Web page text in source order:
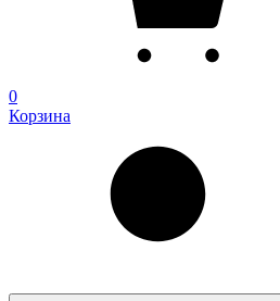
0
Корзина